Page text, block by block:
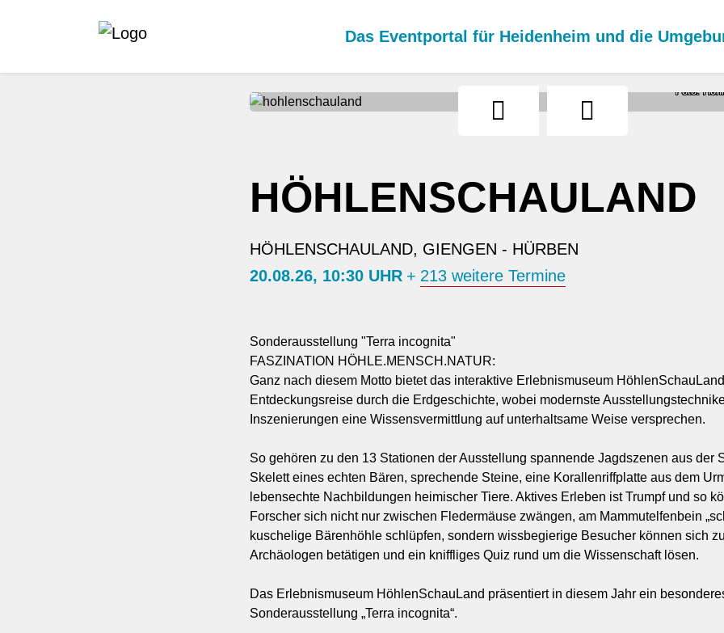
Das Eventportal für Heidenheim und die
Foto:
HÖHLENSCHAULAND
HÖHLENSCHAULAND, GIENGEN - HÜRBEN
20.08.26, 10:30 UHR + 213 weitere Termine
Sonderausstellung "Terra incognita"
FASZINATION HÖHLE.MENSCH.NATUR:
Ganz nach diesem Motto bietet das interaktive Erlebnismuseum
Entdeckungsreise durch die Erdgeschichte, wobei modernste
Inszenierungen eine Wissensvermittlung auf unterhaltsame Weise versprechen.
So gehören zu den 13 Stationen der Ausstellung spannende Jagdszenen aus der
Skelett eines echten Bären, sprechende Steine, eine Korallenriffplatte aus dem
lebensechte Nachbildungen heimischer Tiere. Aktives Erleben ist Trumpf und so
Forscher sich nicht nur zwischen Fledermäuse zwängen, am Mammutelfenbein
kuschelige Bärenhöhle schlüpfen, sondern wissbegierige Besucher können sich
Archäologen betätigen und ein kniffliges Quiz rund um die Wissenschaft lösen.
Das Erlebnismuseum HöhlenSchauLand präsentiert in diesem Jahr ein
Sonderausstellung „Terra incognita“.